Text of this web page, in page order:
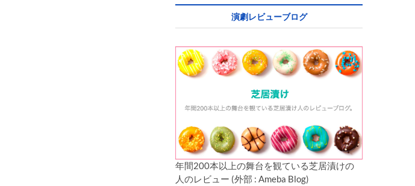
演劇レビューブログ
年間200本以上の舞台を観ている芝居漬けの
人のレビュー (外部 : Ameba Blog)